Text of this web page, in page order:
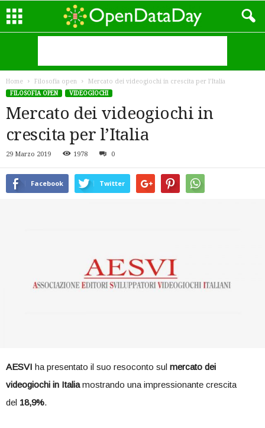
Home Filosofia open
Mercato dei videogiochi in crescita per l’Italia
FILOSOFIA OPEN
VIDEOGIOCHI
Mercato dei videogiochi in
crescita per l’Italia
29 Marzo 2019 1978 0
Facebook Twitter
AESVI ha presentato il suo resoconto sul mercato dei
videogiochi in Italiamostrando una impressionante crescita
del 18,9%.